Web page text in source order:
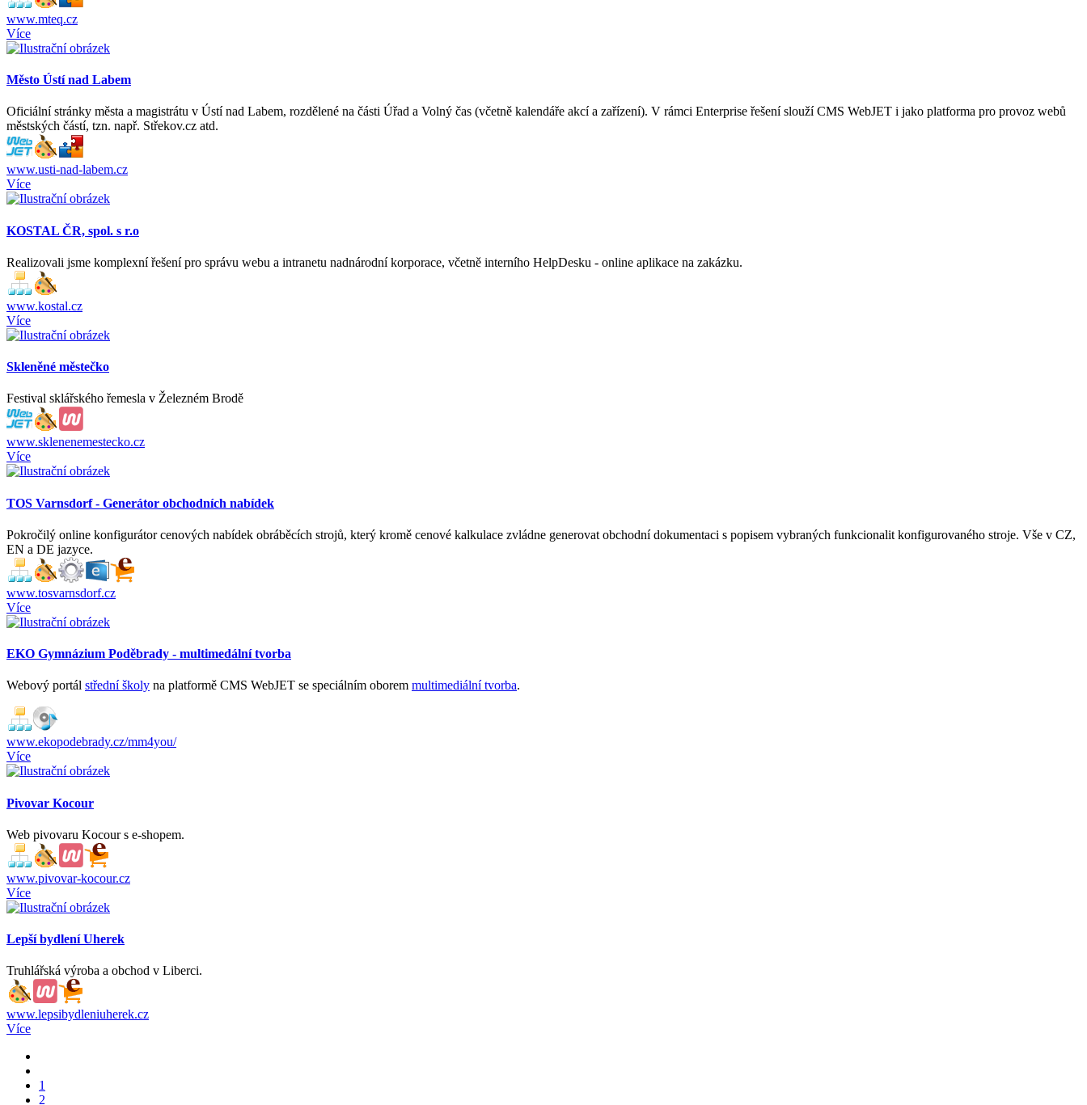
www.mteq.cz
Více
Město Ústí nad Labem
Oficiální stránky města a magistrátu v Ústí nad Labem, rozdělené na části Úřad a Volný čas (včetně kalendáře akcí a zařízení). V rámci Enterprise řešení slouží CMS WebJET i jako platforma pro provoz webů
městských částí, tzn. např. Střekov.cz atd.
www.usti-nad-labem.cz
Více
KOSTAL ČR, spol. s r.o
Realizovali jsme komplexní řešení pro správu webu a intranetu nadnárodní korporace, včetně interního HelpDesku - online aplikace na zakázku.
www.kostal.cz
Více
Skleněné městečko
Festival sklářského řemesla v Železném Brodě
www.sklenenemestecko.cz
Více
TOS Varnsdorf - Generátor obchodních nabídek
Pokročilý online konfigurátor cenových nabídek obráběcích strojů, který kromě cenové kalkulace zvládne generovat obchodní dokumentaci s popisem vybraných funkcionalit konfigurovaného stroje. Vše v CZ,
EN a DE jazyce.
www.tosvarnsdorf.cz
Více
EKO Gymnázium Poděbrady - multimedální tvorba
Webový portál střední školy na platformě CMS WebJET se speciálním oborem multimediální tvorba.
www.ekopodebrady.cz/mm4you/
Více
Pivovar Kocour
Web pivovaru Kocour s e-shopem.
www.pivovar-kocour.cz
Více
Lepší bydlení Uherek
Truhlářská výroba a obchod v Liberci.
www.lepsibydleniuherek.cz
Více
1
2